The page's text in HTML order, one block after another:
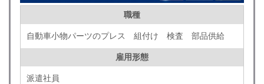
職種
自動車小物パーツのプレス 組付け 検査 部品供給
雇用形態
派遣社員